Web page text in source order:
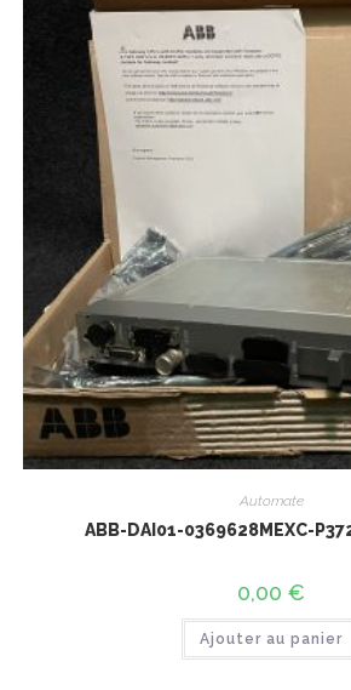
Automate
ABB-DAI01-0369628MEXC-
0,00 €
Ajouter au panier